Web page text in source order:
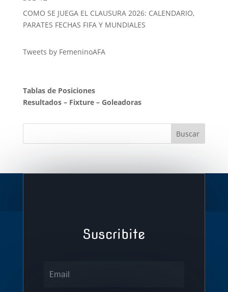
COMO SE JUEGA EL CLAUSURA 2026: CALENDARIO,
PARATES FECHAS FIFA Y MUNDIALES
Tweets by FemeninoAFA
Tablas de Posiciones
Resultados– Fixture– Goleadoras
Suscribite